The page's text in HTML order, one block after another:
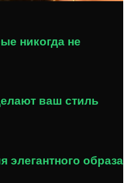
никогда не
ваш стиль
элегантного образа